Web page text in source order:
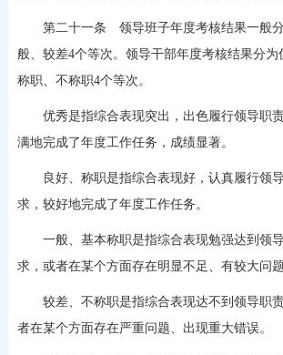
第二十一条 领导班子年度考核结果一般分
般、较差4个等次。领导干部年度考核结果分为
称职、不称职4个等次。
优秀是指综合表现突出，出色履行领导职责
满地完成了年度工作任务，成绩显著。
良好、称职是指综合表现好，认真履行领
求，较好地完成了年度工作任务。
一般、基本称职是指综合表现勉强达到领
求，或者在某个方面存在明显不足、有较大问题
较差、不称职是指综合表现达不到领导职
者在某个方面存在严重问题、出现重大错误。